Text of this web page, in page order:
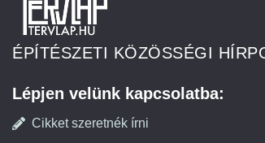
ÉPÍTÉSZETI KÖZÖSSÉGI
Lépjen velünk kapcsolatba:
Cikket szeretnék írni